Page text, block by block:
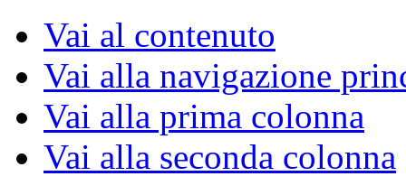
Vai al contenuto
Vai alla navigazione
Vai alla prima colonna
Vai alla seconda colonna